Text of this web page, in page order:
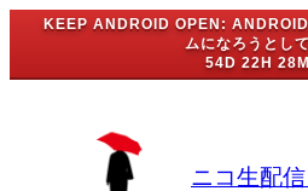
KEEP ANDROID OPEN:
ムになろうとし
54D 22H
ニコ生配